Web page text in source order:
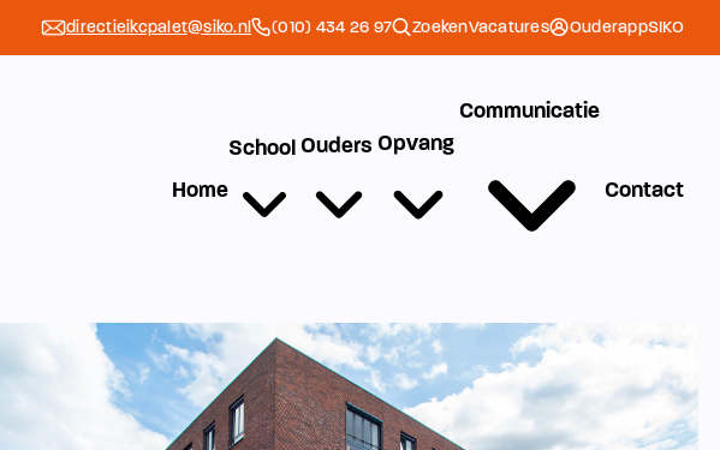
directieikcpalet@siko.nl (010) 434 26 97 ZoekenVacatures OuderappSIKO
Home
School Ouders Opvang
Communicatie
Contact